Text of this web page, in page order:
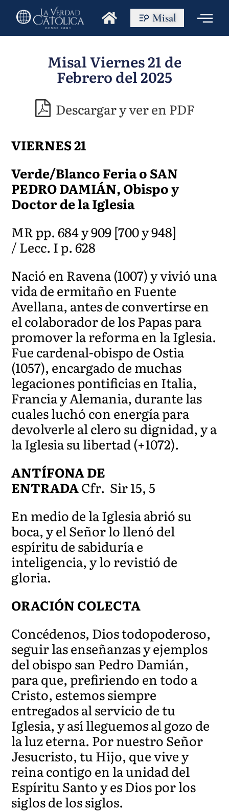
Misal
Misal Viernes 21 de
Febrero del 2025
Descargar y ver en PDF
VIERNES 21
Verde/Blanco Feria o SAN
PEDRO DAMIÁN, Obispo y
Doctor de la Iglesia
MR pp. 684 y 909 [700 y 948]
/ Lecc. I p. 628
Nació en Ravena (1007) y vivió una
vida de ermitaño en Fuente
Avellana, antes de convertirse en
el colaborador de los Papas para
promover la reforma en la Iglesia.
Fue cardenal-obispo de Ostia
(1057), encargado de muchas
legaciones pontificias en Italia,
Francia y Alemania, durante las
cuales luchó con energía para
devolverle al clero su dignidad, y a
la Iglesia su libertad (+1072).
ANTÍFONA DE
ENTRADACfr. Sir 15, 5
En medio de la Iglesia abrió su
boca, y el Señor lo llenó del
espíritu de sabiduría e
inteligencia, y lo revistió de
gloria.
ORACIÓN COLECTA
Concédenos, Dios todopoderoso,
seguir las enseñanzas y ejemplos
del obispo san Pedro Damián,
para que, prefiriendo en todo a
Cristo, estemos siempre
entregados al servicio de tu
Iglesia, y así lleguemos al gozo de
la luz eterna. Por nuestro Señor
Jesucristo, tu Hijo, que vive y
reina contigo en la unidad del
Espíritu Santo y es Dios por los
siglos de los siglos.